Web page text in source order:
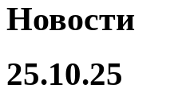
Новости
25.10.25